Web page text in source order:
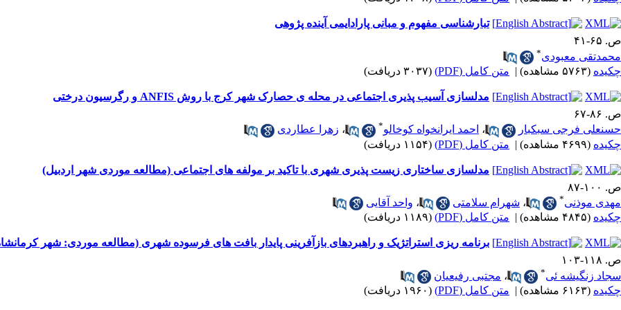
تبارشناسی مفهوم و مبانی پارادایمی آینده پ‍‍ژوهی
ص. ۶۵-۴۱
محمدتقی معبودی*
چکیده (۵۷۶۳ مشاهده) | متن کامل (PDF) (۳۰۳۷ دریافت)
مدلسازی آسیب پذیری اجتماعی در محله ی حصارک شهر کرج با روش ANFIS و رگرسیون درختی
ص. ۸۶-۶۷
حسنعلی فرجی سبکبار
، احمد ایرانخواه کوخالو* ، زهرا عطاردی
چکیده (۴۶۹۹ مشاهده) | متن کامل (PDF) (۱۱۵۴ دریافت)
مدلسازی ساختاری زیست پذیری شهری با تاکید بر مولفه های اجتماعی (مطالعه موردی شهر اردبیل)
ص. ۱۰۰-۸۷
مهدی موذنی* ، شهرام سلامتی ، واحد آقایی
چکیده (۴۸۴۵ مشاهده) | متن کامل (PDF) (۱۱۸۹ دریافت)
برنامه‌ ریزی استراتژیک و راهبردهای بازآفرینی پایدار بافت های فرسوده شهری (مطالعه موردی: شهر
ص. ۱۱۸-۱۰۳
سجاد زنگیشه ئی* ، مجتبی رفیعیان
چکیده (۶۱۶۳ مشاهده) | متن کامل (PDF) (۱۹۶۰ دریافت)